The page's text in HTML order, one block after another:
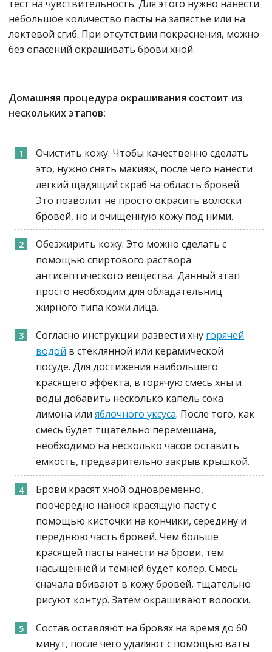
тест на чувствительность. Для этого нужно нанести
небольшое количество пасты на запястье или на
локтевой сгиб. При отсутствии покраснения, можно
без опасений окрашивать брови хной.
Домашняя процедура окрашивания состоит из
нескольких этапов:
Очистить кожу. Чтобы качественно сделать
это, нужно снять макияж, после чего нанести
легкий щадящий скраб на область бровей.
Это позволит не просто окрасить волоски
бровей, но и очищенную кожу под ними.
Обезжирить кожу. Это можно сделать с
помощью спиртового раствора
антисептического вещества. Данный этап
просто необходим для обладательниц
жирного типа кожи лица.
Согласно инструкции развести хну горячей
водой в стеклянной или керамической
посуде. Для достижения наибольшего
красящего эффекта, в горячую смесь хны и
воды добавить несколько капель сока
лимона илияблочного уксуса. После того, как
смесь будет тщательно перемешана,
необходимо на несколько часов оставить
емкость, предварительно закрыв крышкой.
Брови красят хной одновременно,
поочередно нанося красящую пасту с
помощью кисточки на кончики, середину и
переднюю часть бровей. Чем больше
красящей пасты нанести на брови, тем
насыщенней и темней будет колер. Смесь
сначала вбивают в кожу бровей, тщательно
рисуют контур. Затем окрашивают волоски.
Состав оставляют на бровях на время до 60
минут, после чего удаляют с помощью ваты